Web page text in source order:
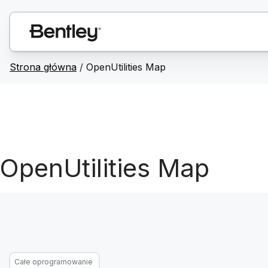
Strona główna / OpenUtilities Map
OpenUtilities Map
Całe oprogramowanie